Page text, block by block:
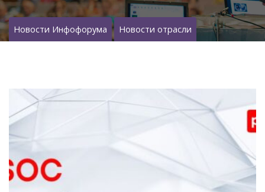
Новости Инфофорума Новости отрасли